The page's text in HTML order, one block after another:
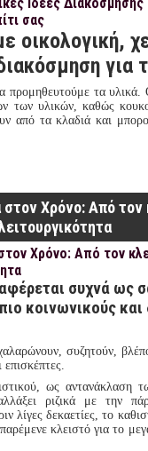
οικολογική,
για
τα υλικά.
των υλικών, καθώς
από τα κλαδιά και
Χρόνο: Από τον
συχνά ως
κοινωνικούς
συζητούν,
επισκέπτες.
ως αντανάκλαση
ριζικά με την
λίγες δεκαετίες, το
κλειστό για το